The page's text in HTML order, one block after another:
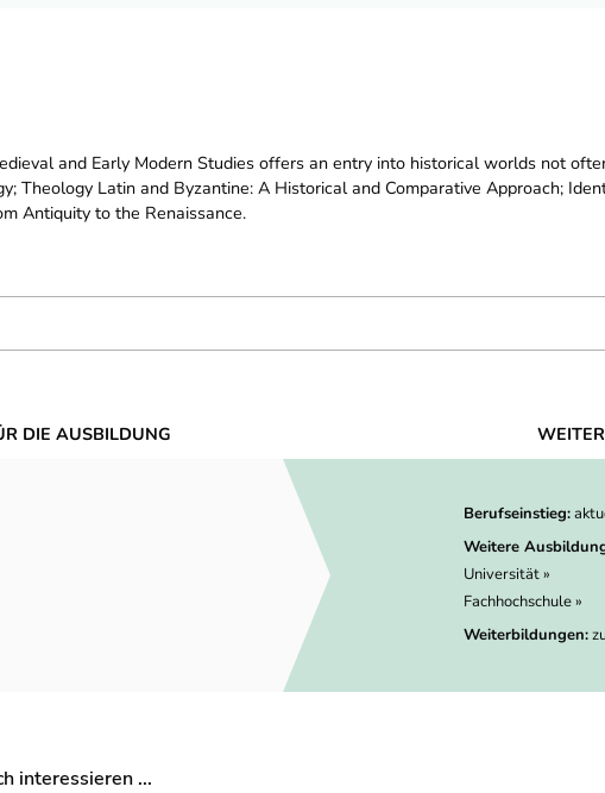
and Early Modern Studies offers an entry into historical worlds not
Theology Latin and Byzantine: A Historical and Comparative Approach;
Antiquity to the Renaissance.
DIE AUSBILDUNG
Berufseinstieg:
Weitere
Universität »
Fachhochschule »
Weiterbildungen:
interessieren ...